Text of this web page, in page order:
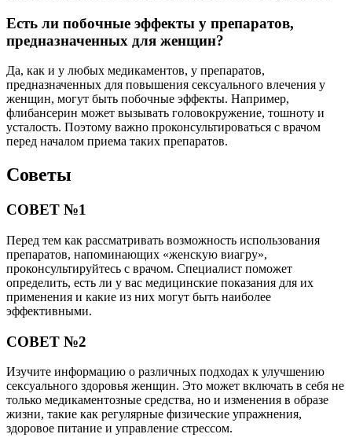
Есть ли побочные эффекты у препаратов,
предназначенных для женщин?
Да, как и у любых медикаментов, у препаратов,
предназначенных для повышения сексуального влечения у
женщин, могут быть побочные эффекты. Например,
флибансерин может вызывать головокружение, тошноту и
усталость. Поэтому важно проконсультироваться с врачом
перед началом приема таких препаратов.
Советы
СОВЕТ №1
Перед тем как рассматривать возможность использования
препаратов, напоминающих «женскую виагру»,
проконсультируйтесь с врачом. Специалист поможет
определить, есть ли у вас медицинские показания для их
применения и какие из них могут быть наиболее
эффективными.
СОВЕТ №2
Изучите информацию о различных подходах к улучшению
сексуального здоровья женщин. Это может включать в себя не
только медикаментозные средства, но и изменения в образе
жизни, такие как регулярные физические упражнения,
здоровое питание и управление стрессом.